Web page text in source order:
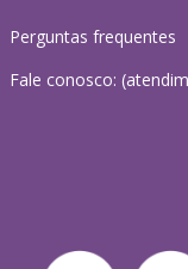
Perguntas frequentes
Fale conosco: